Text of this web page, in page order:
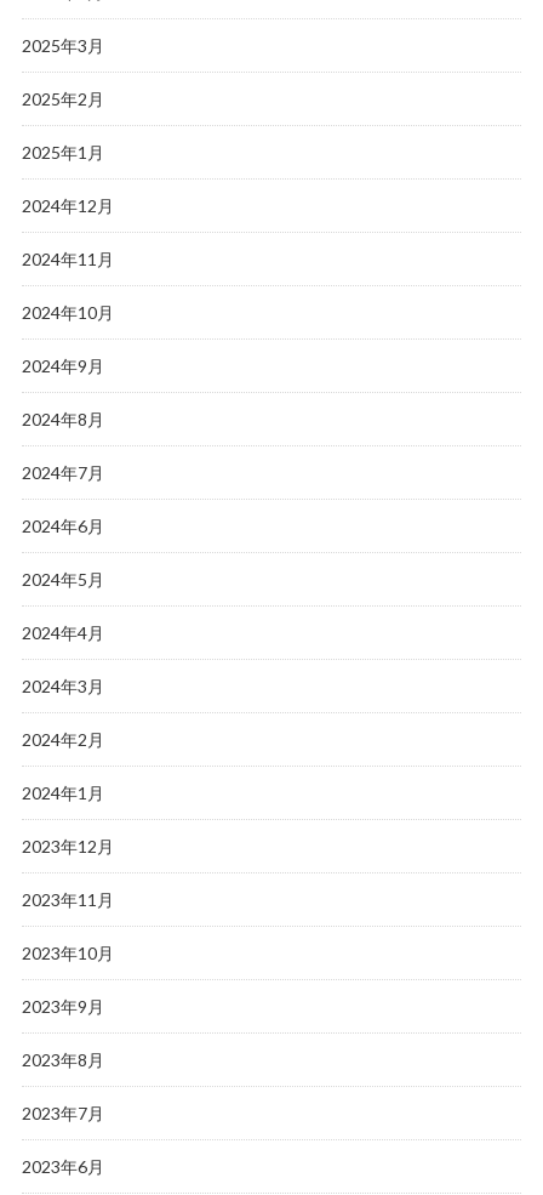
2025年3月
2025年2月
2025年1月
2024年12月
2024年11月
2024年10月
2024年9月
2024年8月
2024年7月
2024年6月
2024年5月
2024年4月
2024年3月
2024年2月
2024年1月
2023年12月
2023年11月
2023年10月
2023年9月
2023年8月
2023年7月
2023年6月